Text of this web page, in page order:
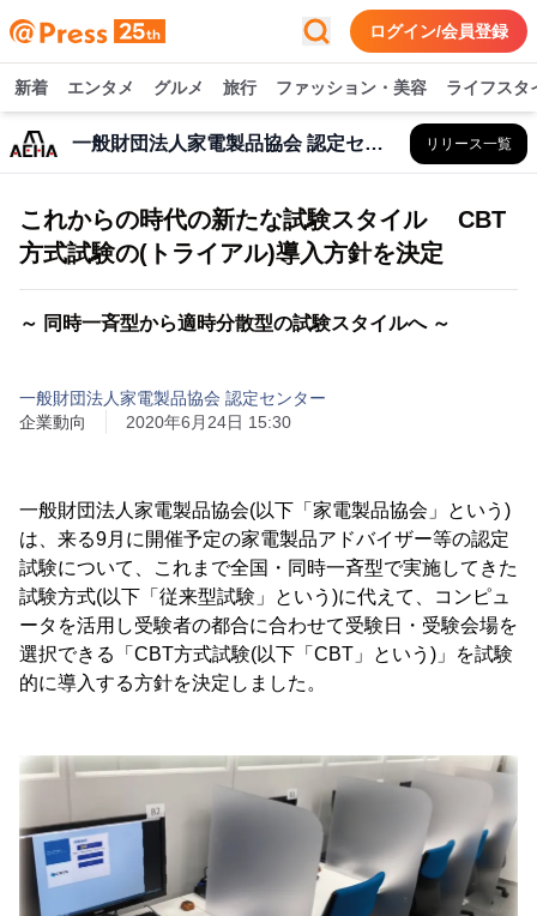
ログイン/会員登録
新着 エンタメ グルメ 旅行 ファッション・美容 ライフスタ
一般財団法人家電製品協会 認定センター リリース一覧
これからの時代の新たな試験スタイル CBT
方式試験の(トライアル)導入方針を決定
～ 同時一斉型から適時分散型の試験スタイルへ ～
一般財団法人家電製品協会 認定センター
企業動向
2020年6月24日 15:30
一般財団法人家電製品協会(以下「家電製品協会」という)
は、来る9月に開催予定の家電製品アドバイザー等の認定
試験について、これまで全国・同時一斉型で実施してきた
試験方式(以下「従来型試験」という)に代えて、コンピュ
ータを活用し受験者の都合に合わせて受験日・受験会場を
選択できる「CBT方式試験(以下「CBT」という)」を試験
的に導入する方針を決定しました。